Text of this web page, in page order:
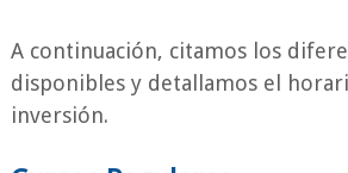
A continuación, citamos los
disponibles y detallamos el
inversión.